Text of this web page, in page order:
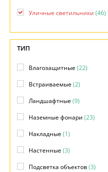
Уличные светильники (46)
ТИП
Влагозащитные(22)
Встраиваемые(2)
Ландшафтные(9)
Наземные фонари (23)
Накладные(1)
Настенные(3)
Подсветка объектов(3)